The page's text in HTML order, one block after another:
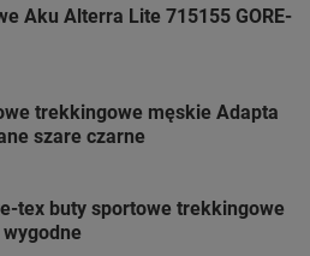
Aku Alterra Lite 715155 GORE-
trekkingowe męskie Adapta
szare czarne
tex buty sportowe trekkingowe